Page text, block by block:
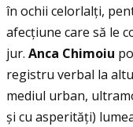
în ochii celorlalţi,
afecţiune care să le
jur. Anca Chimoiu
registru verbal la
mediul urban,
și cu asperităţi)